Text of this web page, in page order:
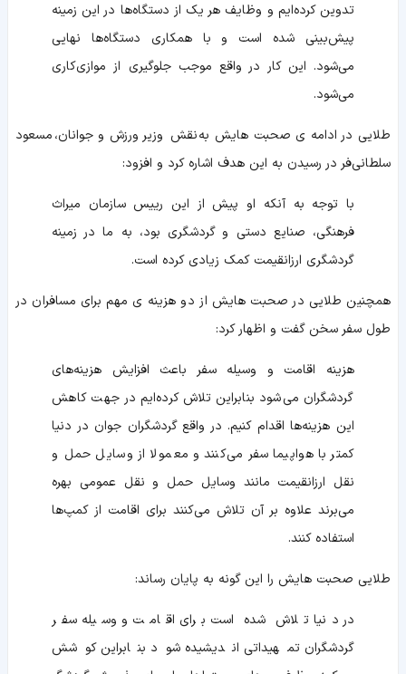
تدوین کرده‌ایم و وظایف هر یک از دستگاه‌ها در این زمینه
پیش‌بینی شده است و با همکاری دستگاه‌ها نهایی
می‌شود. این کار در واقع موجب جلوگیری از موازی‌کاری
می‌شود.
طلایی در ادامه ی صحبت هایش به نقش وزیر ورزش و جوانان، مسعود
سلطانی‌فر در رسیدن به این هدف اشاره کرد و افزود:
با توجه به آنکه او پیش از این رییس سازمان میراث
فرهنگی، صنایع دستی و گردشگری بود، به ما در زمینه
گردشگری ارزانقیمت کمک زیادی کرده است.
همچنین طلایی در صحبت هایش از دو هزینه ی مهم برای مسافران در
طول سفر سخن گفت و اظهار کرد:
هزینه اقامت و وسیله سفر باعث افزایش هزینه‌های
گردشگران می‌شود بنابراین تلاش کرده‌ایم در جهت کاهش
این هزینه‌ها اقدام کنیم. در واقع گردشگران جوان در دنیا
کمتر با هواپیما سفر می‌کنند و معمولا از وسایل حمل و
نقل ارزانقیمت مانند وسایل حمل و نقل عمومی بهره
می‌برند علاوه بر آن تلاش می‌کنند برای اقامت از کمپ‌ها
استفاده کنند.
طلایی صحبت هایش را این گونه به پایان رساند:
در دنیا تلاش شده است برای اقامت و وسیله سفر
گردشگران تمهیداتی اندیشیده شود بنابراین کوشش